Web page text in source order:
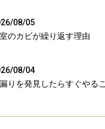
08/05
のカビが繰り返す理由
08/04
りを発見したらすぐやるこ